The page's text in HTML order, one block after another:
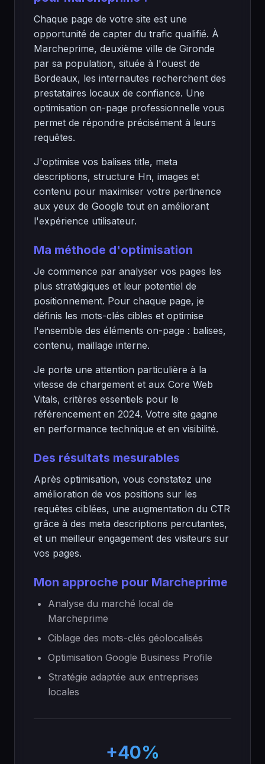
Chaque page de votre site est une
opportunité de capter du trafic qualifié. À
Marcheprime, deuxième ville de Gironde
par sa population, située à l'ouest de
Bordeaux, les internautes recherchent des
prestataires locaux de confiance. Une
optimisation on-page professionnelle vous
permet de répondre précisément à leurs
requêtes.
J'optimise vos balises title, meta
descriptions, structure Hn, images et
contenu pour maximiser votre pertinence
aux yeux de Google tout en améliorant
l'expérience utilisateur.
Ma méthode d'optimisation
Je commence par analyser vos pages les
plus stratégiques et leur potentiel de
positionnement. Pour chaque page, je
définis les mots-clés cibles et optimise
l'ensemble des éléments on-page : balises,
contenu, maillage interne.
Je porte une attention particulière à la
vitesse de chargement et aux Core Web
Vitals, critères essentiels pour le
référencement en 2024. Votre site gagne
en performance technique et en visibilité.
Des résultats mesurables
Après optimisation, vous constatez une
amélioration de vos positions sur les
requêtes ciblées, une augmentation du CTR
grâce à des meta descriptions percutantes,
et un meilleur engagement des visiteurs sur
vos pages.
Mon approche pour Marcheprime
Analyse du marché local de
Marcheprime
Ciblage des mots-clés géolocalisés
Optimisation Google Business Profile
Stratégie adaptée aux entreprises
locales
+40%